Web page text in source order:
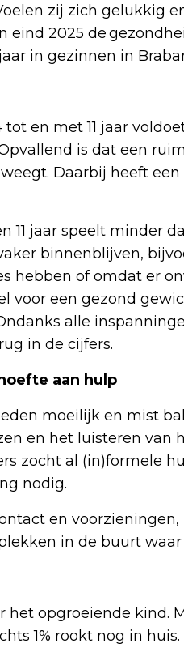
zij zich gelukkig
eind 2025 de
in gezinnen in
en met 11 jaar
is dat een
Daarbij heeft
11 jaar speelt minder
binnenblijven,
hebben of omdat er
voor een gezond
alle
in de cijfers.
aan hulp
moeilijk en mist
en het luisteren van
zocht al (in)formele
nodig.
en
in de buurt
het opgroeiende kind.
1% rookt nog in